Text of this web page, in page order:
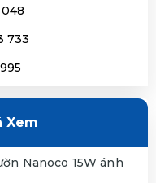
733
Xem
Nanoco 15W ánh